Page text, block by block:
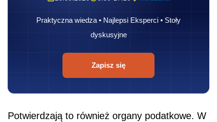
Praktyczna wiedza • Najlepsi Eksperci • Stoły
dyskusyjne
Zapisz się
Potwierdzają to również organy podatkowe. W